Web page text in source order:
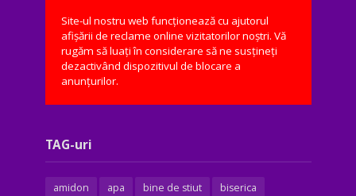
Site-ul nostru web funcționează cu ajutorul
afișării de reclame online vizitatorilor noștri. Vă
rugăm să luați în considerare să ne susțineți
dezactivând dispozitivul de blocare a
anunțurilor.
TAG-uri
amidon apa bine de stiut
biserica